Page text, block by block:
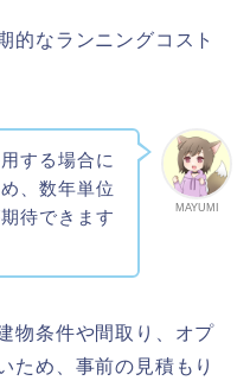
的なランニングコスト
MAYUMI
する場合に
、数年単位
待できます
物条件や間取り、オプ
ため、事前の見積もり